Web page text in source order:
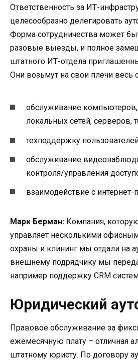
Ответственность за ИТ-
целесообразно делегировать
Форма сотрудничества может
разовые выезды, и полное
штатного ИТ-отдела
Они возьмут на свои плечи весь
обслуживание компьютеров,
локальных сетей, серверов,
техподдержку
обслуживание
контроля/управления
взаимодействие с
Марк Берман: Компания,
управляет несколькими
охраны и клининг мы отдали на
внешнему подрядчику мы
например поддержку CRM
Юридический
Правовое обслуживание за
ежемесячную плату – отличная
штатному юристу. По договору